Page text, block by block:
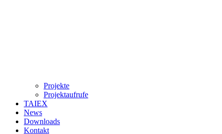
Projekte
Projektaufrufe
TAIEX
News
Downloads
Kontakt